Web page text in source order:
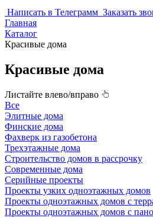
Написать в Телеграмм Заказать
Главная
Каталог
Красивые дома
Красивые дома
Листайте влево/вправо
Все
Элитные дома
Финские дома
Фахверк из газобетона
Трехэтажные дома
Строительство домов в рассрочку
Современные дома
Серийные проекты
Проекты узких одноэтажных домов
Проекты одноэтажных домов с
Проекты одноэтажных домов с